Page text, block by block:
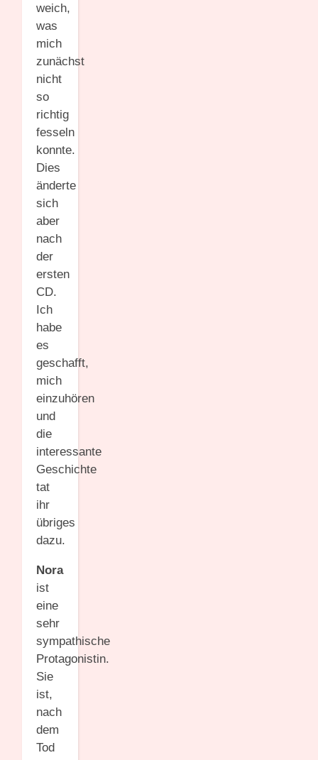
weich,
was
mich
zunächst
nicht
so
richtig
fesseln
konnte.
Dies
änderte
sich
aber
nach
der
ersten
CD.
Ich
habe
es
geschafft,
mich
einzuhören
und
die
interessante
Geschichte
tat
ihr
übriges
dazu.
Nora
ist
eine
sehr
sympathische
Protagonistin.
Sie
ist,
nach
dem
Tod